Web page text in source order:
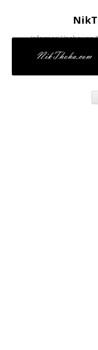
Informasi Usahawan